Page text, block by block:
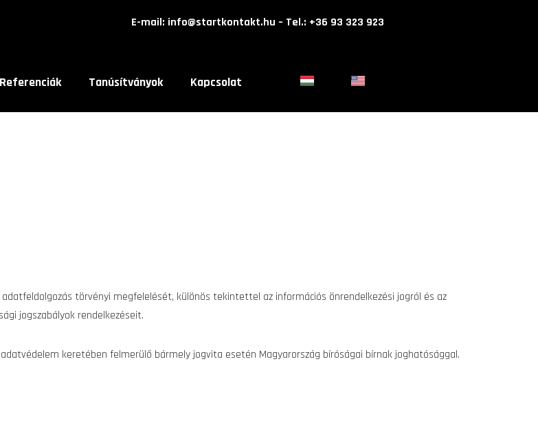
E-mail: info@startkontakt.hu – Tel.: +36 93 323 923
Referenciák Tanúsítványok Kapcsolat
törvényi megfelelését, különös tekintettel az információs önrendelkezési jogról és az
jogszabályok rendelkezéseit.
keretében felmerülő bármely jogvita esetén Magyarország bíróságai bírnak joghatósággal.